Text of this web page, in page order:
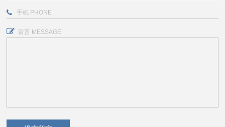
留言 MESSAGE